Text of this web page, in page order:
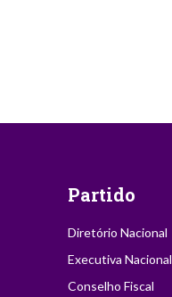
Partido
Diretório Nacional
Executiva Nacional
Conselho Fiscal